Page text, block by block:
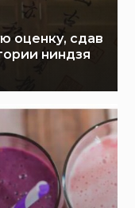
оценку, сдав
ниндзя